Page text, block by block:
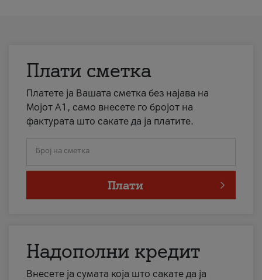
Плати сметка
Платете ја Вашата сметка без најава на
Мојот А1, само внесете го бројот на
фактурата што сакате да ја платите.
Број на сметка
Плати
Надополни кредит
Внесете ја сумата која што сакате да ја